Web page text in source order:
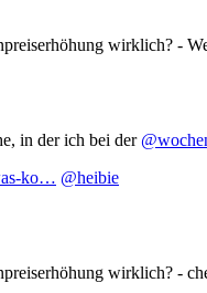
wirklich? -
in der ich bei der
ko… @heibie
wirklich? -